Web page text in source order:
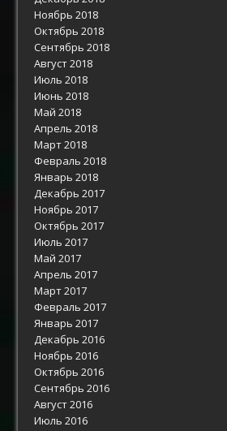
Ноябрь 2018
Октябрь 2018
Сентябрь 2018
Август 2018
Июль 2018
Июнь 2018
Май 2018
Апрель 2018
Март 2018
Февраль 2018
Январь 2018
Декабрь 2017
Ноябрь 2017
Октябрь 2017
Июль 2017
Май 2017
Апрель 2017
Март 2017
Февраль 2017
Январь 2017
Декабрь 2016
Ноябрь 2016
Октябрь 2016
Сентябрь 2016
Август 2016
Июль 2016